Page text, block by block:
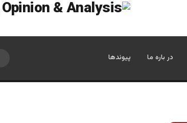
در باره ما پیوندها